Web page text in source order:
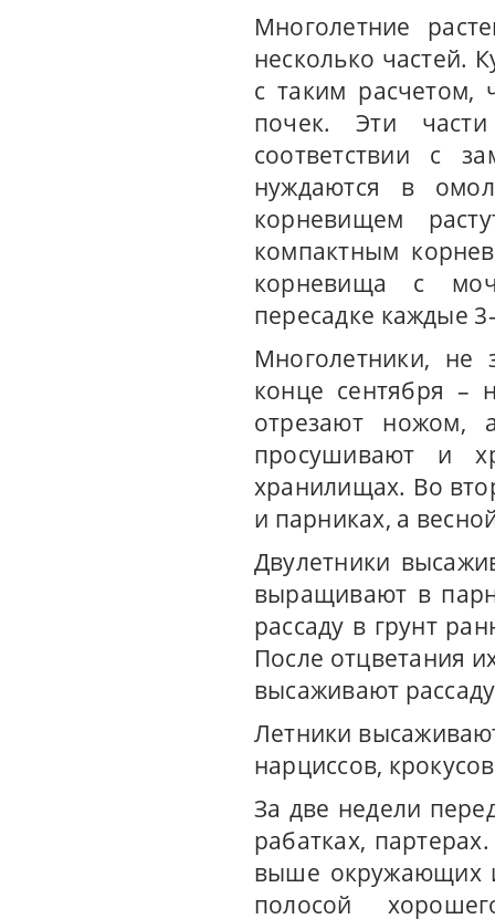
Многолетние
несколько частей.
с таким
почек. Эти
соответствии с
нуждаются в
корневищем
компактным
корневища с
пересадке каждые
Многолетники, не
конце сентября –
отрезают
просушивают и
хранилищах. Во
и парниках, а
Двулетники
выращивают в
рассаду в грунт
После отцветания
высаживают
Летники
нарциссов,
За две недели
рабатках,
выше окружающих
полосой